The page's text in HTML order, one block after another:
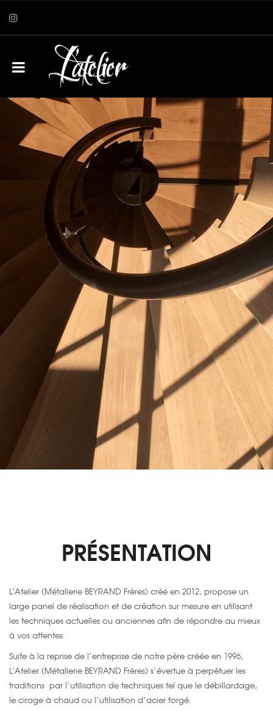
PRÉSENTATION
L’Atelier (Métallerie BEYRAND Frères) créé en 2012, propose un
large panel de réalisation et de création sur mesure en utilisant
les techniques actuelles ou anciennes afin de répondre au mieux
à vos attentes.
Suite à la reprise de l’entreprise de notre père créée en 1996,
L’Atelier (Métallerie BEYRAND Frères) s’évertue à perpétuer les
traditions par l’utilisation de techniques tel que le débillardage,
le cirage à chaud ou l’utilisation d’acier forgé.